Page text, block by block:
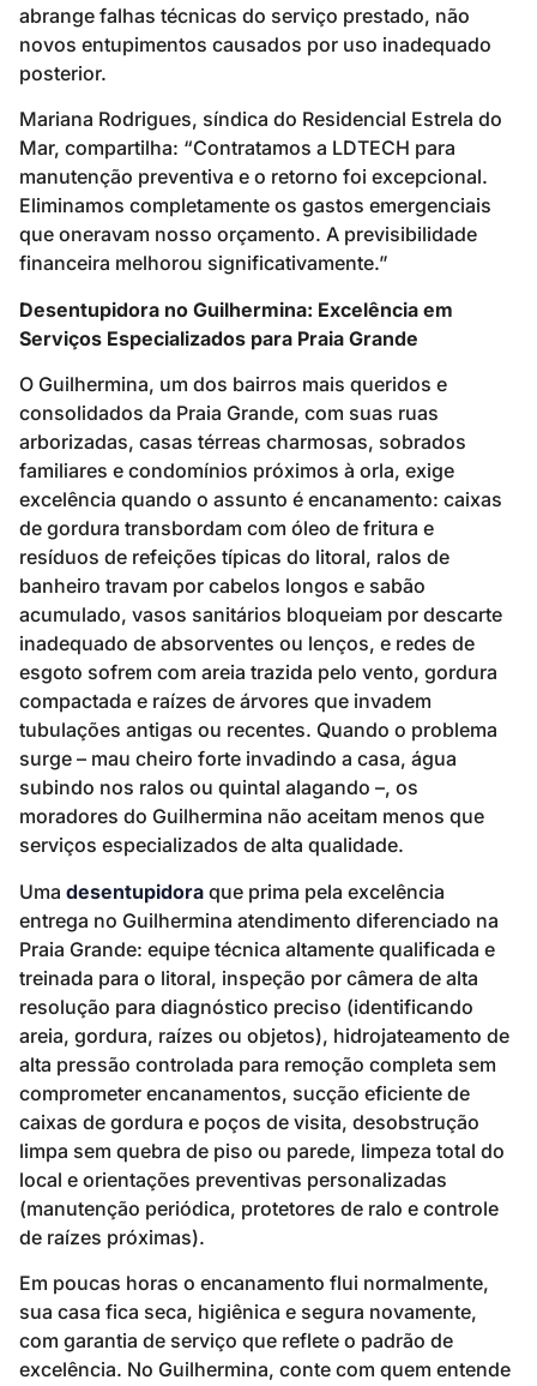
abrange falhas técnicas do serviço prestado, não
novos entupimentos causados por uso inadequado
posterior.
Mariana Rodrigues, síndica do Residencial Estrela do
Mar, compartilha: “Contratamos a LDTECH para
manutenção preventiva e o retorno foi excepcional.
Eliminamos completamente os gastos emergenciais
que oneravam nosso orçamento. A previsibilidade
financeira melhorou significativamente.”
Desentupidora no Guilhermina: Excelência em
Serviços Especializados para Praia Grande
O Guilhermina, um dos bairros mais queridos e
consolidados da Praia Grande, com suas ruas
arborizadas, casas térreas charmosas, sobrados
familiares e condomínios próximos à orla, exige
excelência quando o assunto é encanamento: caixas
de gordura transbordam com óleo de fritura e
resíduos de refeições típicas do litoral, ralos de
banheiro travam por cabelos longos e sabão
acumulado, vasos sanitários bloqueiam por descarte
inadequado de absorventes ou lenços, e redes de
esgoto sofrem com areia trazida pelo vento, gordura
compactada e raízes de árvores que invadem
tubulações antigas ou recentes. Quando o problema
surge – mau cheiro forte invadindo a casa, água
subindo nos ralos ou quintal alagando –, os
moradores do Guilhermina não aceitam menos que
serviços especializados de alta qualidade.
Uma desentupidora que prima pela excelência
entrega no Guilhermina atendimento diferenciado na
Praia Grande: equipe técnica altamente qualificada e
treinada para o litoral, inspeção por câmera de alta
resolução para diagnóstico preciso (identificando
areia, gordura, raízes ou objetos), hidrojateamento de
alta pressão controlada para remoção completa sem
comprometer encanamentos, sucção eficiente de
caixas de gordura e poços de visita, desobstrução
limpa sem quebra de piso ou parede, limpeza total do
local e orientações preventivas personalizadas
(manutenção periódica, protetores de ralo e controle
de raízes próximas).
Em poucas horas o encanamento flui normalmente,
sua casa fica seca, higiênica e segura novamente,
com garantia de serviço que reflete o padrão de
excelência. No Guilhermina, conte com quem entende